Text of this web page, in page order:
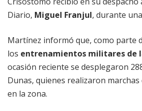
Diario, Miguel Franjul, durante
Martínez informó que, como parte
los entrenamientos militares de
ocasión reciente se desplegaron
Dunas, quienes realizaron
en la zona.